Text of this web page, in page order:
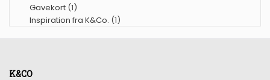
Gavekort (1)
Inspiration fra K&Co. (1)
K&CO